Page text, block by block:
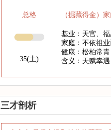
总格
35(土)
（掘藏得金）
基业：天官、
家庭：不依祖业
健康：松柏常青
含义：天赋幸
三才剖析